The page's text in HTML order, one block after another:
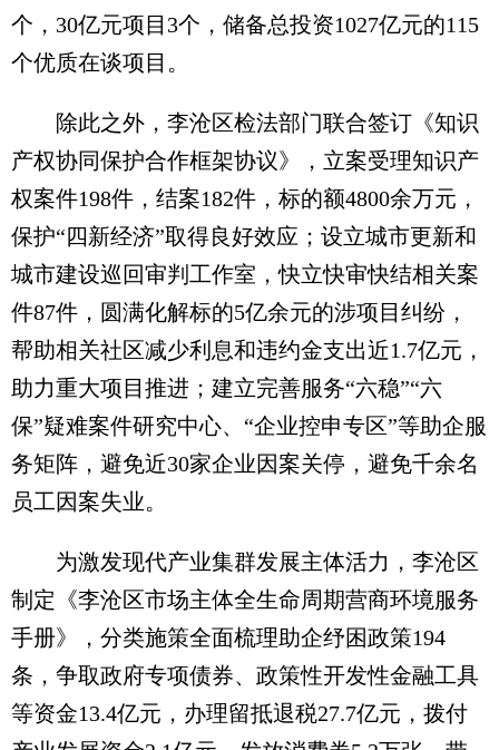
个，30亿元项目3个，储备总投资1027亿元的115
个优质在谈项目。
除此之外，李沧区检法部门联合签订《知识
产权协同保护合作框架协议》，立案受理知识产
权案件198件，结案182件，标的额4800余万元，
保护“四新经济”取得良好效应；设立城市更新和
城市建设巡回审判工作室，快立快审快结相关案
件87件，圆满化解标的5亿余元的涉项目纠纷，
帮助相关社区减少利息和违约金支出近1.7亿元，
助力重大项目推进；建立完善服务“六稳”“六
保”疑难案件研究中心、“企业控申专区”等助企服
务矩阵，避免近30家企业因案关停，避免千余名
员工因案失业。
为激发现代产业集群发展主体活力，李沧区
制定《李沧区市场主体全生命周期营商环境服务
手册》，分类施策全面梳理助企纾困政策194
条，争取政府专项债券、政策性开发性金融工具
等资金13.4亿元，办理留抵退税27.7亿元，拨付